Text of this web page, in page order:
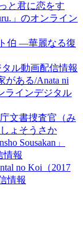
と君に恋をす
」のオンライン
伯 ―華麗なる復
ル動画配信情報
がある/Anata ni
ラインデジタル
文書捜査官（み
ょそうさか
Sousakan」
情報
no Koi（2017
情報